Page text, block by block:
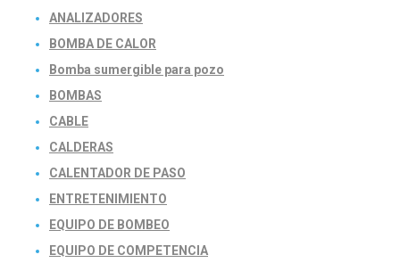
ANALIZADORES
BOMBA DE CALOR
Bomba sumergible para pozo
BOMBAS
CABLE
CALDERAS
CALENTADOR DE PASO
ENTRETENIMIENTO
EQUIPO DE BOMBEO
EQUIPO DE COMPETENCIA